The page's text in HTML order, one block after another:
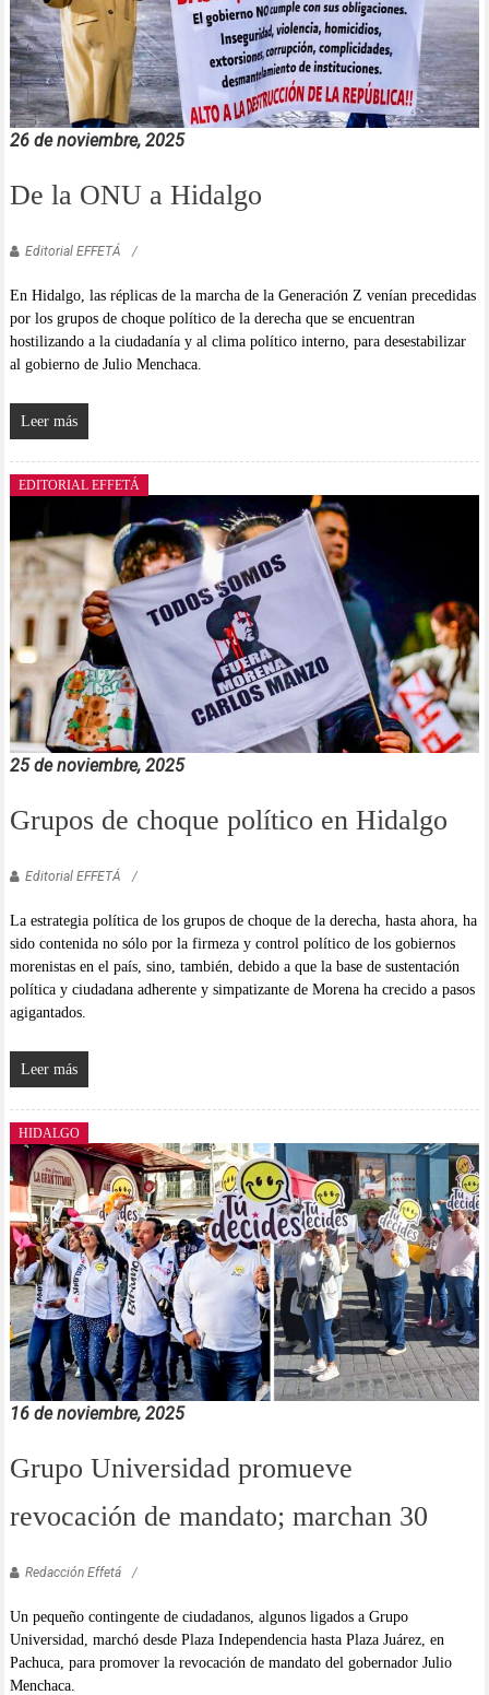
26 de noviembre, 2025
De la ONU a Hidalgo
Editorial EFFETÁ
En Hidalgo, las réplicas de la marcha de la Generación Z venían precedidas
por los grupos de choque político de la derecha que se encuentran
hostilizando a la ciudadanía y al clima político interno, para desestabilizar
al gobierno de Julio Menchaca.
Leer más
EDITORIAL EFFETÁ
25 de noviembre, 2025
Grupos de choque político en Hidalgo
Editorial EFFETÁ
La estrategia política de los grupos de choque de la derecha, hasta ahora, ha
sido contenida no sólo por la firmeza y control político de los gobiernos
morenistas en el país, sino, también, debido a que la base de sustentación
política y ciudadana adherente y simpatizante de Morena ha crecido a pasos
agigantados.
Leer más
HIDALGO
16 de noviembre, 2025
Grupo Universidad promueve
revocación de mandato; marchan 30
Redacción Effetá
Un pequeño contingente de ciudadanos, algunos ligados a Grupo
Universidad, marchó desde Plaza Independencia hasta Plaza Juárez, en
Pachuca, para promover la revocación de mandato del gobernador Julio
Menchaca.